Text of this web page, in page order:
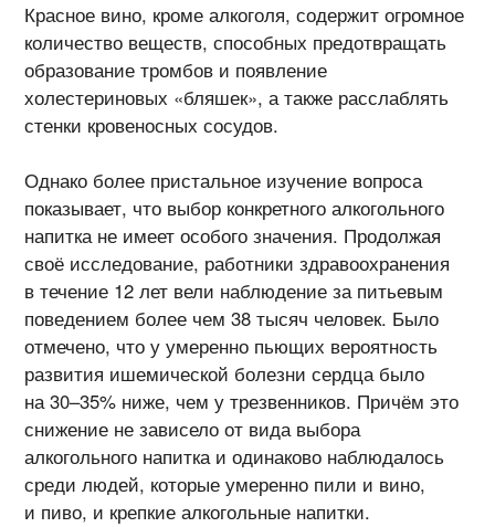
Красное вино, кроме алкоголя, содержит огромное
количество веществ, способных предотвращать
образование тромбов и появление
холестериновых «бляшек», а также расслаблять
стенки кровеносных сосудов.
Однако более пристальное изучение вопроса
показывает, что выбор конкретного алкогольного
напитка не имеет особого значения. Продолжая
своё исследование, работники здравоохранения
в течение 12 лет вели наблюдение за питьевым
поведением более чем 38 тысяч человек. Было
отмечено, что у умеренно пьющих вероятность
развития ишемической болезни сердца было
на 30–35% ниже, чем у трезвенников. Причём это
снижение не зависело от вида выбора
алкогольного напитка и одинаково наблюдалось
среди людей, которые умеренно пили и вино,
и пиво, и крепкие алкогольные напитки.